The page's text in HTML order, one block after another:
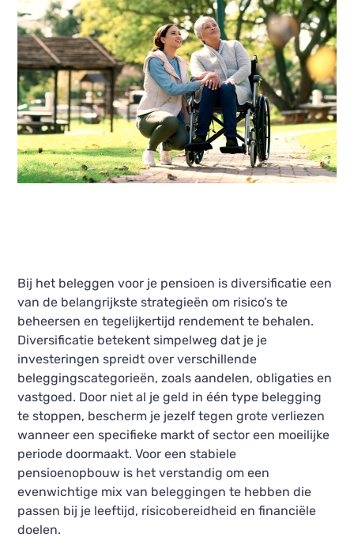
Bij het beleggen voor je pensioen is diversificatie een
van de belangrijkste strategieën om risico’s te
beheersen en tegelijkertijd rendement te behalen.
Diversificatie betekent simpelweg dat je je
investeringen spreidt over verschillende
beleggingscategorieën, zoals aandelen, obligaties en
vastgoed. Door niet al je geld in één type belegging
te stoppen, bescherm je jezelf tegen grote verliezen
wanneer een specifieke markt of sector een moeilijke
periode doormaakt. Voor een stabiele
pensioenopbouw is het verstandig om een
evenwichtige mix van beleggingen te hebben die
passen bij je leeftijd, risicobereidheid en financiële
doelen.